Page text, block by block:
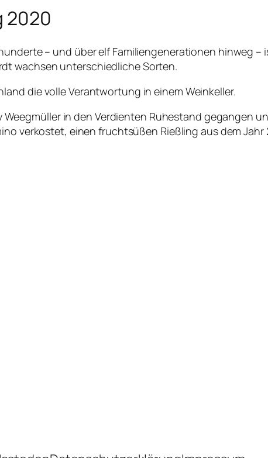
2020
– und über elf Familiengenerationen hinweg –
wachsen unterschiedliche Sorten.
die volle Verantwortung in einem Weinkeller.
in den Verdienten Ruhestand gegangen
verkostet, einen fruchtsüßen Rießling aus dem Jahr